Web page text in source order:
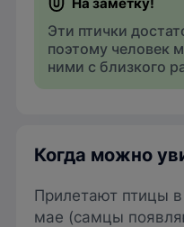
Эти птички
поэтому человек
ними с близкого
Когда можно
Прилетают птицы
мае (самцы